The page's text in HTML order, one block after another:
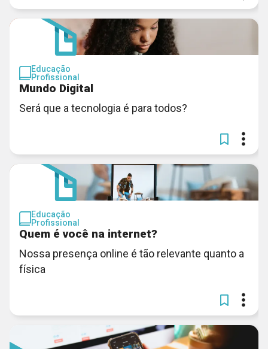
Educação
Profissional
Mundo Digital
Será que a tecnologia é para todos?
Educação
Profissional
Quem é você na internet?
Nossa presença online é tão relevante quanto a
física